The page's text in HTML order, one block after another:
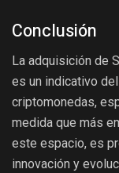
Conclusión
La adquisición de
es un indicativo
criptomonedas,
medida que más
este espacio, es
innovación y